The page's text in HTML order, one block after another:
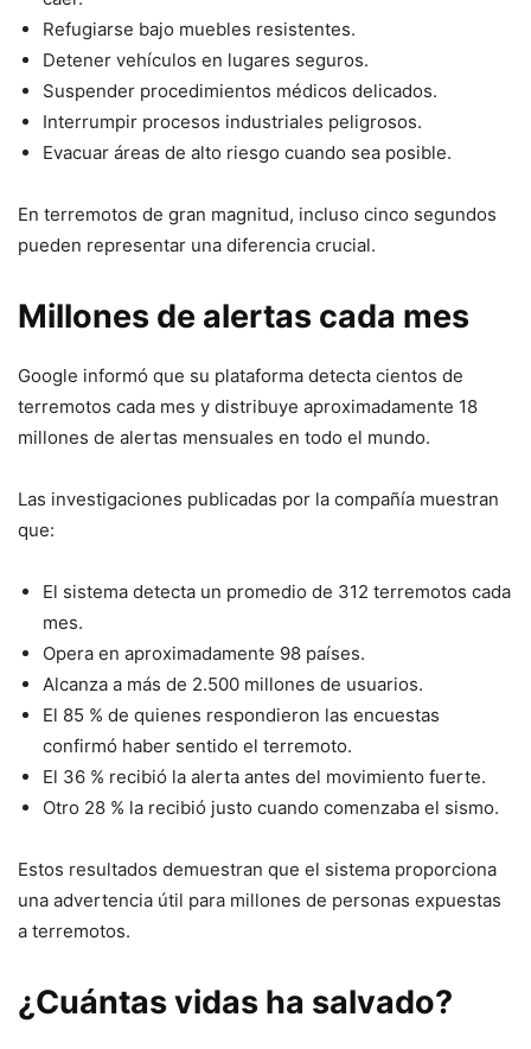
Refugiarse bajo muebles resistentes.
Detener vehículos en lugares seguros.
Suspender procedimientos médicos delicados.
Interrumpir procesos industriales peligrosos.
Evacuar áreas de alto riesgo cuando sea posible.
En terremotos de gran magnitud, incluso cinco segundos
pueden representar una diferencia crucial.
Millones de alertas cada mes
Google informó que su plataforma detecta cientos de
terremotos cada mes y distribuye aproximadamente 18
millones de alertas mensuales en todo el mundo.
Las investigaciones publicadas por la compañía muestran
que:
El sistema detecta un promedio de 312 terremotos cada
mes.
Opera en aproximadamente 98 países.
Alcanza a más de 2.500 millones de usuarios.
El 85 % de quienes respondieron las encuestas
confirmó haber sentido el terremoto.
El 36 % recibió la alerta antes del movimiento fuerte.
Otro 28 % la recibió justo cuando comenzaba el sismo.
Estos resultados demuestran que el sistema proporciona
una advertencia útil para millones de personas expuestas
a terremotos.
¿Cuántas vidas ha salvado?